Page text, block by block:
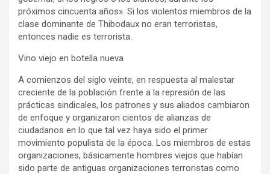
próximos cincuenta años». Si los violentos miembros de la
clase dominante de Thibodaux no eran terroristas,
entonces nadie es terrorista.
Vino viejo en botella nueva
A comienzos del siglo veinte, en respuesta al malestar
creciente de la población frente a la represión de las
prácticas sindicales, los patrones y sus aliados cambiaron
de enfoque y organizaron cientos de alianzas de
ciudadanos en lo que tal vez haya sido el primer
movimiento populista de la época. Los miembros de estas
organizaciones, básicamente hombres viejos que habían
sido parte de antiguas organizaciones terroristas como